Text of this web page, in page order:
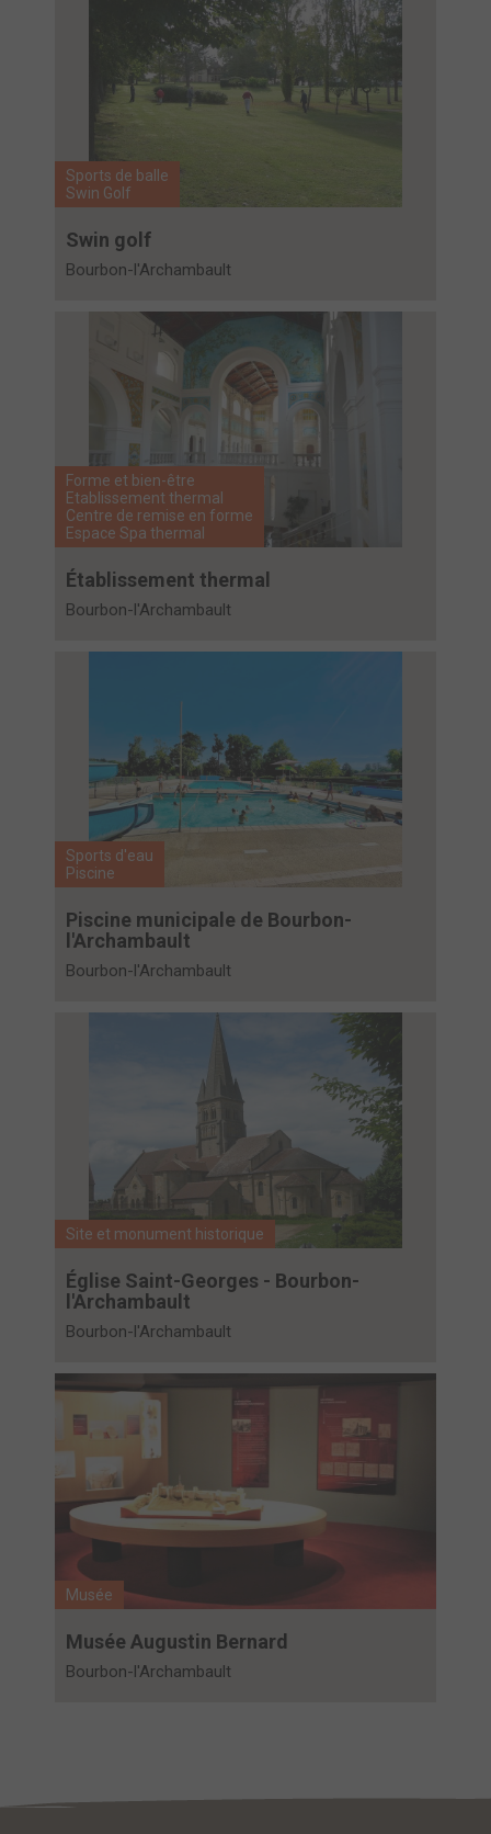
Sports de balle
Swin Golf
Swin golf
Bourbon-l'Archambault
Forme et bien-être
Etablissement thermal
Centre de remise en forme
Espace Spa thermal
Établissement thermal
Bourbon-l'Archambault
Sports d'eau
Piscine
Piscine municipale de Bourbon-
l'Archambault
Bourbon-l'Archambault
Site et monument historique
Église Saint-Georges - Bourbon-
l'Archambault
Bourbon-l'Archambault
Musée
Musée Augustin Bernard
Bourbon-l'Archambault